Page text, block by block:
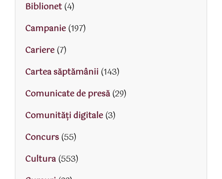
Biblionet(4)
Campanie(197)
Cariere(7)
Cartea săptămânii (143)
Comunicate de presă(29)
Comunități digitale(3)
Concurs(55)
Cultura(553)